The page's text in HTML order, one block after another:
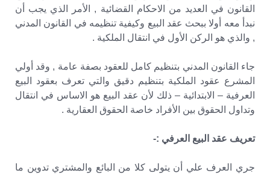
القانون في العديد من الاحكام القضائية , الأمر الذي يجب أن
نبدأ معه أولا ببحث عقد البيع وكيفية تنظيمه في القانون المدني
, والذي هو الركن الأول في انتقال الملكية .
جاء القانون المدني بتنظيم كامل للعقود بصفة عامة , وقد أولي
المشرع عقود الملكية بتنظيم دقيق والتي تعرف بعقود البيع
العرفية – الابتدائية – ذلك لأن عقد البيع هو الاساس في انتقال
وتداول الحقوق بين الأفراد خاصة الحقوق العقارية .
تعريف عقد البيع العرفي :-
جري العرف علي أن يتولى كلا من البائع والمشتري تدوين ما